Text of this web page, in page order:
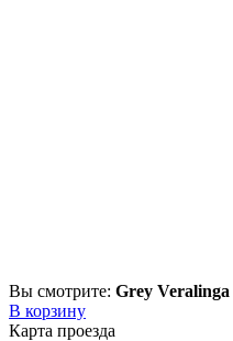
Вы смотрите: Grey Veralinga
В корзину
Карта проезда